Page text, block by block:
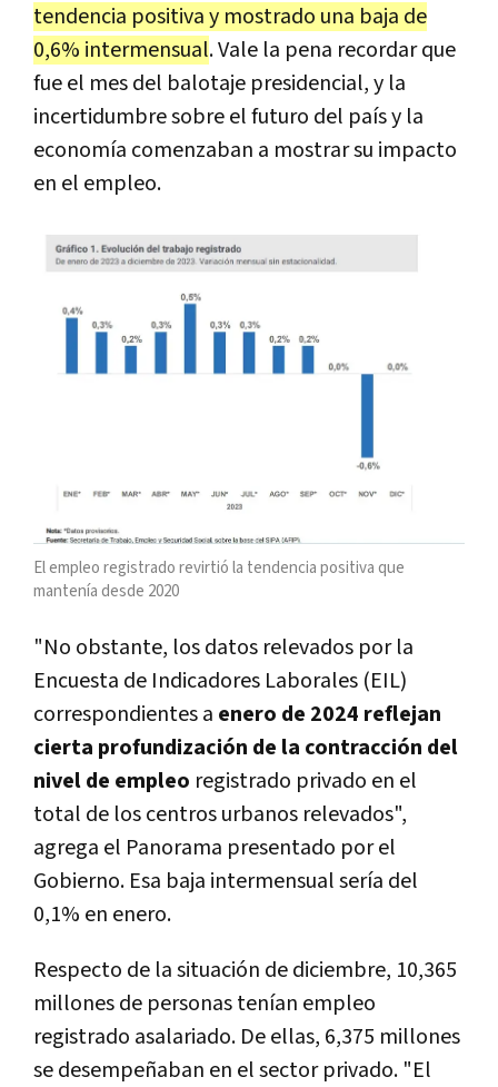
tendencia positiva y mostrado una baja de
0,6% intermensual. Vale la pena recordar que
fue el mes del balotaje presidencial, y la
incertidumbre sobre el futuro del país y la
economía comenzaban a mostrar su impacto
en el empleo.
El empleo registrado revirtió la tendencia positiva que
mantenía desde 2020
"No obstante, los datos relevados por la
Encuesta de Indicadores Laborales (EIL)
correspondientes a enero de 2024 reflejan
cierta profundización de la contracción del
nivel de empleo registrado privado en el
total de los centros urbanos relevados",
agrega el Panorama presentado por el
Gobierno. Esa baja intermensual sería del
0,1% en enero.
Respecto de la situación de diciembre, 10,365
millones de personas tenían empleo
registrado asalariado. De ellas, 6,375 millones
se desempeñaban en el sector privado. "El